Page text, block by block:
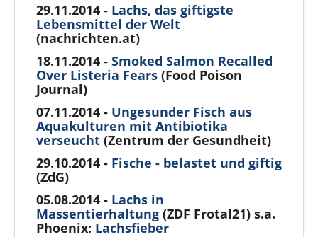
29.11.2014 - Lachs, das giftigste
Lebensmittel der Welt
(nachrichten.at)
18.11.2014 - Smoked Salmon Recalled
Over Listeria Fears (Food Poison
Journal)
07.11.2014 - Ungesunder Fisch aus
Aquakulturen mit Antibiotika
verseucht (Zentrum der Gesundheit)
29.10.2014 - Fische - belastet und giftig
(ZdG)
05.08.2014 - Lachs in
Massentierhaltung (ZDF Frotal21) s.a.
Phoenix: Lachsfieber